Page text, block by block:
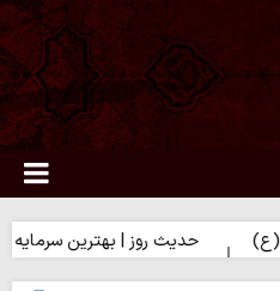
حدیث روز | بهترین سرمایه انسان